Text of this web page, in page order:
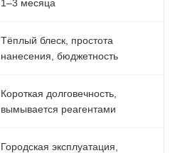
1–3 месяца
Тёплый блеск, простота
нанесения, бюджетность
Короткая долговечность,
вымывается реагентами
Городская эксплуатация,